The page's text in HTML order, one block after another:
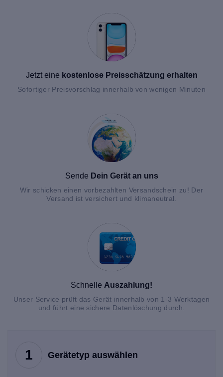
Jetzt eine kostenlose Preisschätzung erhalten
Sofortiger Preisvorschlag innerhalb von wenigen Minuten
Sende Dein Gerät an uns
Wir schicken einen vorbezahlten Versandschein zu! Der
Versand ist versichert und klimaneutral.
Schnelle Auszahlung!
Unser Service prüft das Gerät innerhalb von 1-3 Werktagen
und führt eine sichere Datenlöschung durch.
1 Gerätetyp auswählen